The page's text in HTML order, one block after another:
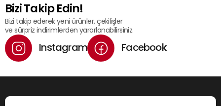
Bizi Takip Edin!
Bizi takip ederek yeni ürünler, çekilişler
ve sürpriz indirimlerden yararlanabilirsiniz.
Instagram Facebook